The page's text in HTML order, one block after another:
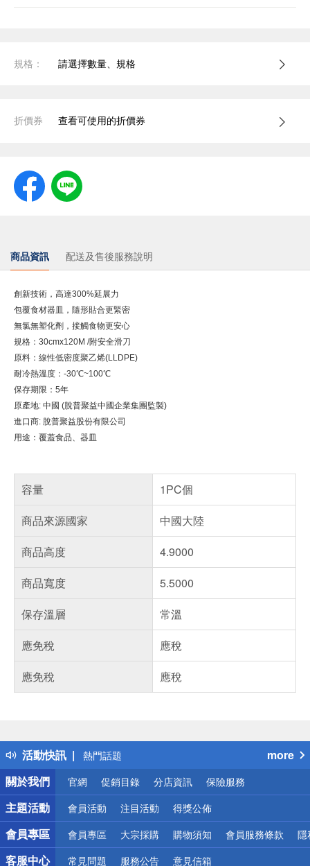
規格： 請選擇數量、規格
折價券 查看可使用的折價券
商品資訊 配送及售後服務說明
創新技術，高達300%延展力
包覆食材器皿，隨形貼合更緊密
無氯無塑化劑，接觸食物更安心
規格：30cmx120M /附安全滑刀
原料：線性低密度聚乙烯(LLDPE)
耐冷熱溫度：-30℃~100℃
保存期限：5年
原產地: 中國 (脫普聚益中國企業集團監製)
進口商: 脫普聚益股份有限公司
用途：覆蓋食品、器皿
容量
1PC個
商品來源國家
中國大陸
商品高度
4.9000
商品寬度
5.5000
保存溫層
常溫
應免稅
應稅
應免稅
應稅
活動快訊
得獎公告
熱門話題
銀行優惠
偏遠地區配送
詐騙網頁！請小心！
more
關於我們
官網 促銷目錄 分店資訊 保險服務
主題活動 會員活動 注目活動 得獎公佈
會員專區 會員專區 大宗採購 購物須知 會員服務條款 隱
客服中心 常見問題 服務公告 意見信箱